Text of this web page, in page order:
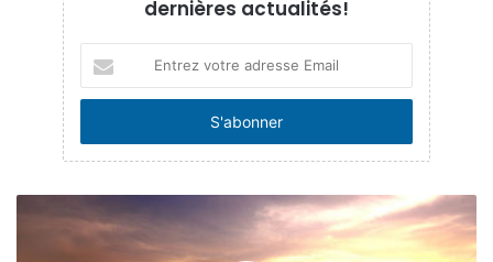
Tous les rapatriés seront placés automatiquement dans
des centres d’
isolement sanitaire, dès leur arrivée.
dernières actualités!
votre
adresse